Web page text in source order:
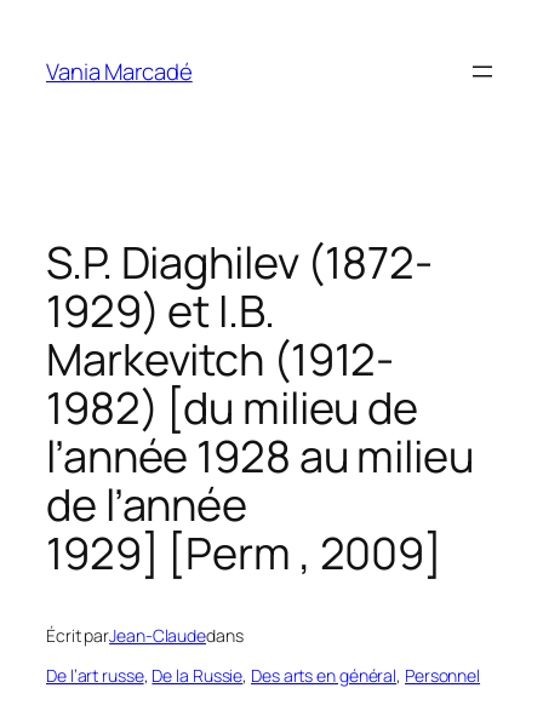
contenu
Vania Marcadé
S.P. Diaghilev (1872-
1929) et I.B.
Markevitch (1912-
1982) [du milieu de
l’année 1928 au milieu
de l’année
1929] [Perm , 2009]
Écrit parJean-Claudedans
De l’art russe, De la Russie, Des arts en général, Personnel